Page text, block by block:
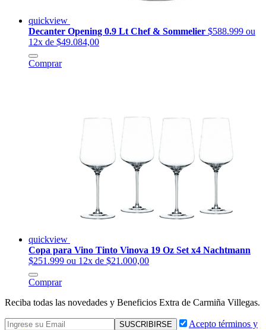
quickview
Decanter Opening 0.9 Lt Chef & Sommelier $588.999 ou
12x de $49.084,00
Comprar
quickview
Copa para Vino Tinto Vinova 19 Oz Set x4 Nachtmann
$251.999 ou 12x de $21.000,00
Comprar
Reciba todas las novedades y Beneficios Extra de Carmiña Villegas.
Acepto términos y